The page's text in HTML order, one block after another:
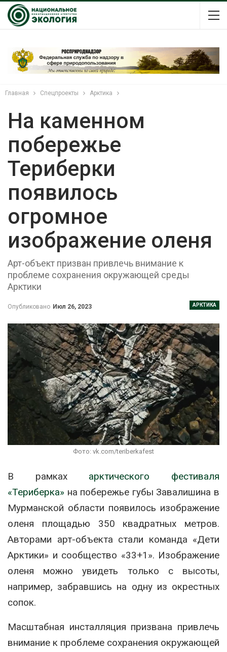
Главная Спецпроекты Арктика
На каменном
побережье
Териберки
появилось
огромное
изображение оленя
Арт-объект призван привлечь внимание к
проблеме сохранения окружающей среды
Арктики
АРКТИКА
Опубликовано Июл 26, 2023
Фото: vk.com/teriberkafest
В рамках арктического фестиваля
«Териберка» на побережье губы Завалишина в
Мурманской области появилось изображение
оленя площадью 350 квадратных метров.
Авторами арт-объекта стали команда «Дети
Арктики» и сообщество «33+1». Изображение
оленя можно увидеть только с высоты,
например, забравшись на одну из окрестных
сопок.
Масштабная инсталляция призвана привлечь
внимание к проблеме сохранения окружающей